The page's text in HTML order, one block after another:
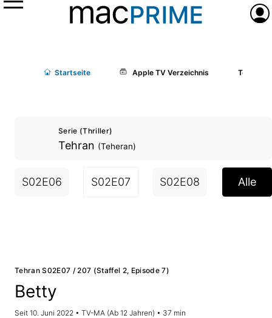
Menü
Startseite Apple TV Verzeichnis Tehran
Serie (Thriller)
Tehran (Teheran)
S02E06 S02E07 S02E08 S03E01
Alle
Tehran S02E07 / 207 (Staffel 2, Episode 7)
Betty
Seit 10. Juni 2022 • TV-MA (Ab 12 Jahren) • 37 min